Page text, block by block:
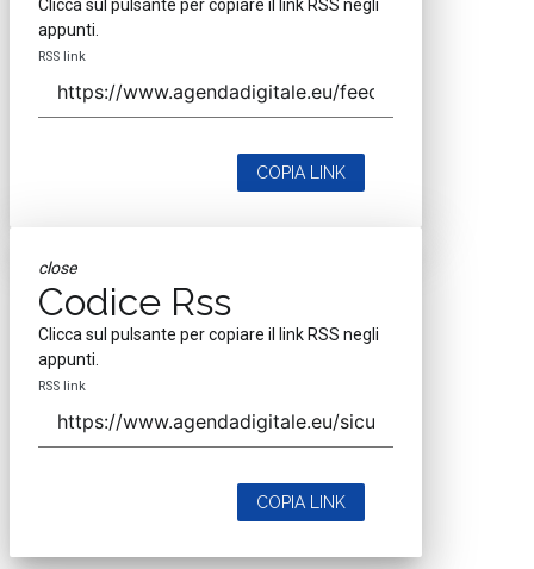
Clicca sul pulsante per copiare il link RSS negli
appunti.
RSS link
COPIA LINK
close
Codice Rss
Clicca sul pulsante per copiare il link RSS negli
appunti.
RSS link
COPIA LINK